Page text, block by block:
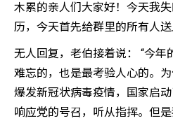
木累的亲人们大家好！今天我
历，今天首先给群里的所有人
无人回复，老伯接着说： “今
难忘的，也是最考验人心的。
爆发新冠状病毒疫情，国家启
响应党的号召，听从指挥。但